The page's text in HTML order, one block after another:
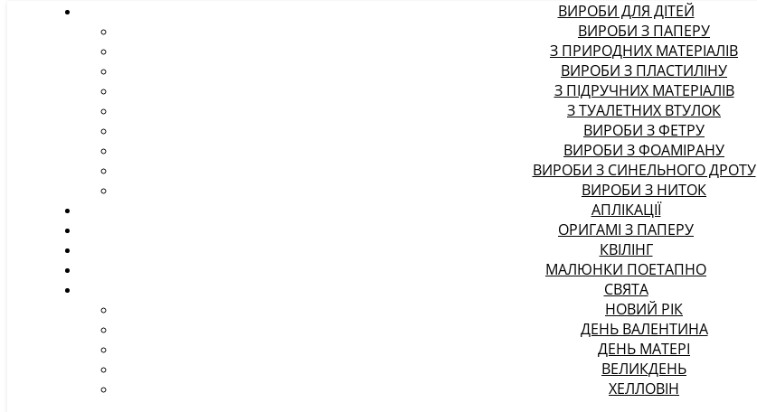
ВИРОБИ ДЛЯ ДІТЕЙ
ВИРОБИ З ПАПЕРУ
З ПРИРОДНИХ МАТЕРІАЛІВ
ВИРОБИ З ПЛАСТИЛІНУ
З ПІДРУЧНИХ МАТЕРІАЛІВ
З ТУАЛЕТНИХ ВТУЛОК
ВИРОБИ З ФЕТРУ
ВИРОБИ З ФОАМІРАНУ
ВИРОБИ З СИНЕЛЬНОГО ДРОТУ
ВИРОБИ З НИТОК
АПЛІКАЦІЇ
ОРИГАМІ З ПАПЕРУ
КВІЛІНГ
МАЛЮНКИ ПОЕТАПНО
СВЯТА
НОВИЙ РІК
ДЕНЬ ВАЛЕНТИНА
ДЕНЬ МАТЕРІ
ВЕЛИКДЕНЬ
ХЕЛЛОВІН